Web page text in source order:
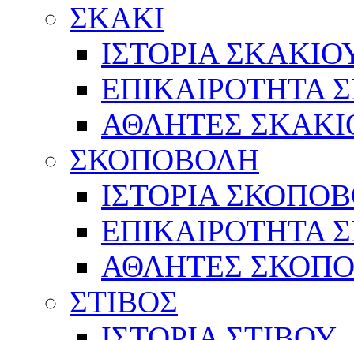
ΣΚΑΚΙ
ΙΣΤΟΡΙΑ
ΕΠΙΚΑΙΡΟΤΗΤΑ
ΑΘΛΗΤΕΣ
ΣΚΟΠΟΒΟΛΗ
ΙΣΤΟΡΙΑ
ΕΠΙΚΑΙΡΟΤΗΤΑ
ΑΘΛΗΤΕΣ
ΣΤΙΒΟΣ